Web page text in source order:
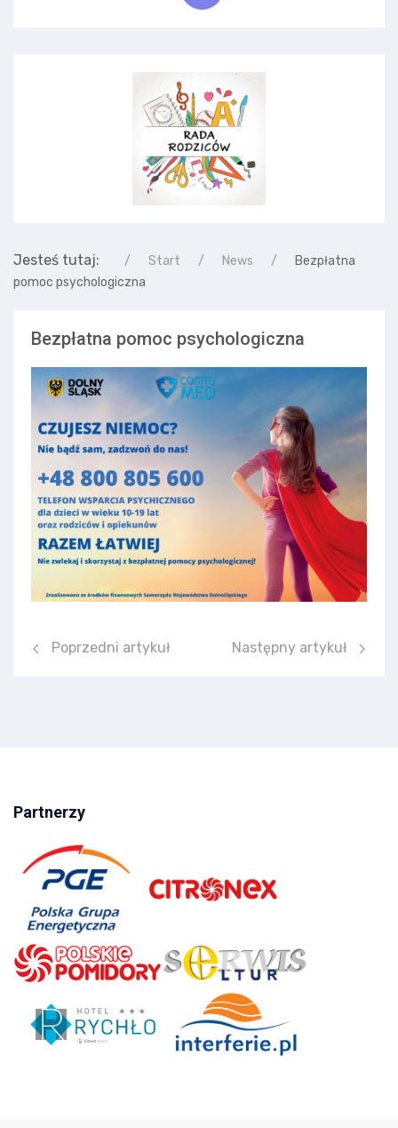
Jesteś tutaj: Start News
Bezpłatna
pomoc psychologiczna
Bezpłatna pomoc psychologiczna
Poprzedni artykuł: EGZAMINY POPRAWKOWE SIERPIEŃ
Poprzedni artykuł Następny artykuł:
Następny artykuł
Partnerzy